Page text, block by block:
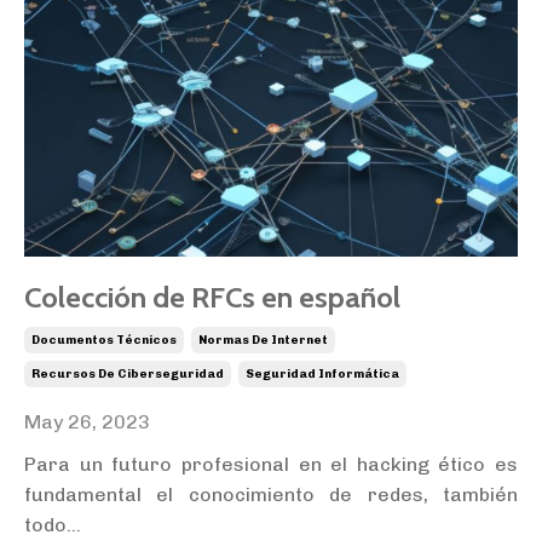
Colección de RFCs en español
Documentos Técnicos Normas De Internet
Recursos De Ciberseguridad Seguridad Informática
May 26, 2023
Para un futuro profesional en el hacking ético es
fundamental el conocimiento de redes, también
todo